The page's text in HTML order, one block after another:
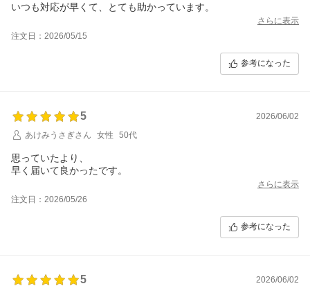
いつも対応が早くて、とても助かっています。
さらに表示
注文日：2026/05/15
参考になった
5
2026/06/02
あけみうさぎさん
女性 50代
思っていたより、
早く届いて良かったです。
さらに表示
注文日：2026/05/26
参考になった
5
2026/06/02